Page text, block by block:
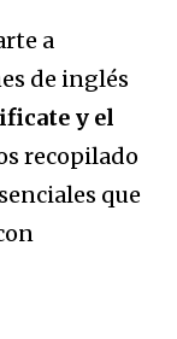
a
de inglés
y el
recopilado
que